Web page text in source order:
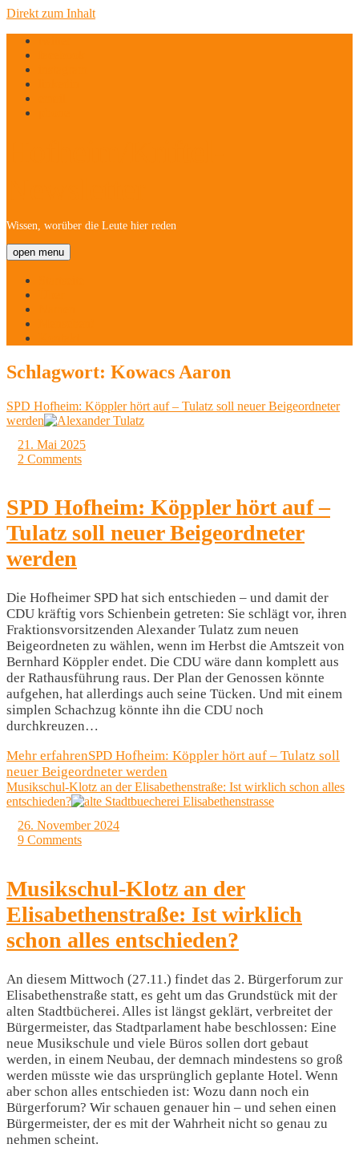
Direkt zum Inhalt
Wissen, worüber die Leute hier reden
open menu
Schlagwort: Kowacs Aaron
SPD Hofheim: Köppler hört auf – Tulatz soll neuer Beigeordneter
werden
21. Mai 2025
2 Comments
SPD Hofheim: Köppler hört auf –
Tulatz soll neuer Beigeordneter
werden
Die Hofheimer SPD hat sich entschieden – und damit der
CDU kräftig vors Schienbein getreten: Sie schlägt vor, ihren
Fraktionsvorsitzenden Alexander Tulatz zum neuen
Beigeordneten zu wählen, wenn im Herbst die Amtszeit von
Bernhard Köppler endet. Die CDU wäre dann komplett aus
der Rathausführung raus. Der Plan der Genossen könnte
aufgehen, hat allerdings auch seine Tücken. Und mit einem
simplen Schachzug könnte ihn die CDU noch
durchkreuzen…
Mehr erfahrenSPD Hofheim: Köppler hört auf – Tulatz soll
neuer Beigeordneter werden
Musikschul-Klotz an der Elisabethenstraße: Ist wirklich schon alles
entschieden?
26. November 2024
9 Comments
Musikschul-Klotz an der
Elisabethenstraße: Ist wirklich
schon alles entschieden?
An diesem Mittwoch (27.11.) findet das 2. Bürgerforum zur
Elisabethenstraße statt, es geht um das Grundstück mit der
alten Stadtbücherei. Alles ist längst geklärt, verbreitet der
Bürgermeister, das Stadtparlament habe beschlossen: Eine
neue Musikschule und viele Büros sollen dort gebaut
werden, in einem Neubau, der demnach mindestens so groß
werden müsste wie das ursprünglich geplante Hotel. Wenn
aber schon alles entschieden ist: Wozu dann noch ein
Bürgerforum? Wir schauen genauer hin – und sehen einen
Bürgermeister, der es mit der Wahrheit nicht so genau zu
nehmen scheint.